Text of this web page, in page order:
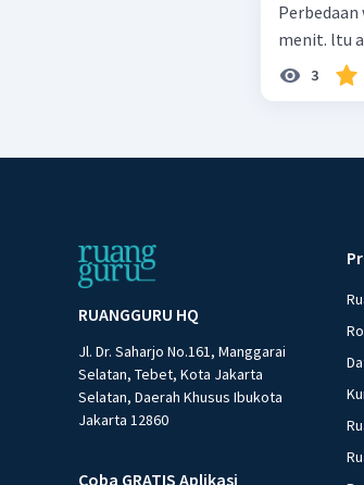
Perbedaan
menit. ltu
3
RUANGGURU HQ
Jl. Dr. Saharjo No.161, Manggarai
Selatan, Tebet, Kota Jakarta
Selatan, Daerah Khusus Ibukota
Jakarta 12860
Coba GRATIS Aplikasi